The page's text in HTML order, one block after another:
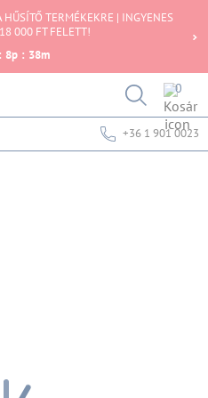
TERMÉKEKRE | INGYENES
000 FT FELETT!
: 8p : 38m
0
+36 1 901 0023